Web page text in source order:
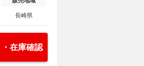
長崎県
在庫確認